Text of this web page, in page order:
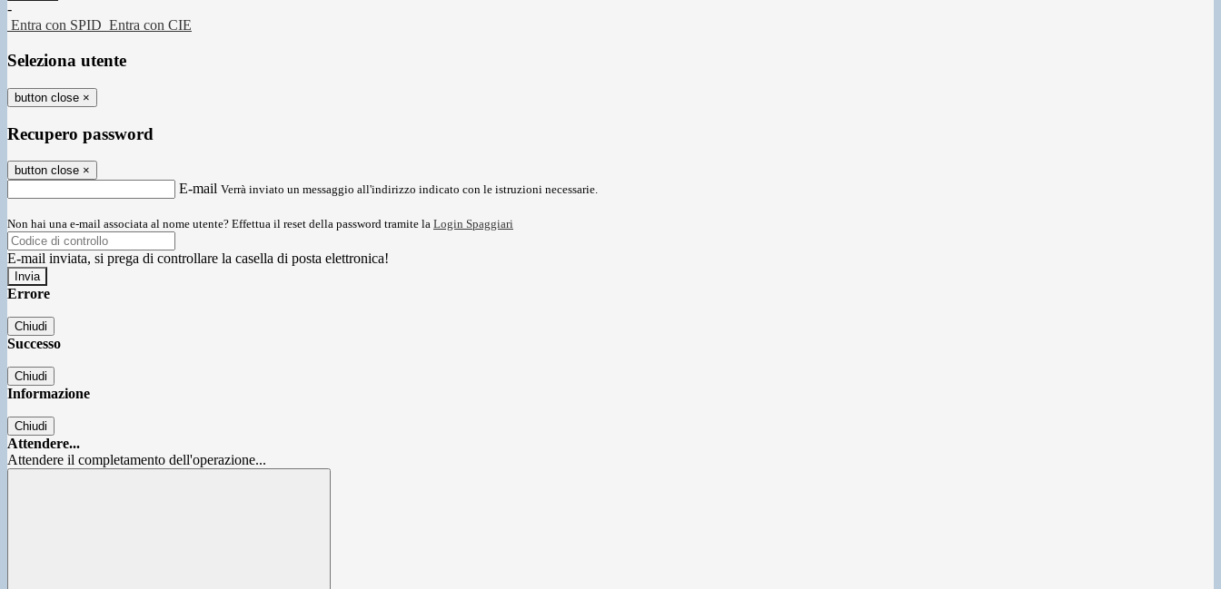
-
Entra con SPID Entra con CIE
Seleziona utente
button close ×
Recupero password
button close ×
E-mail Verrà inviato un messaggio all'indirizzo indicato con le istruzioni necessarie.
Non hai una e-mail associata al nome utente? Effettua il reset della password tramite la Login Spaggiari
E-mail inviata, si prega di controllare la casella di posta elettronica!
Errore
Chiudi
Successo
Chiudi
Informazione
Chiudi
Attendere...
Attendere il completamento dell'operazione...